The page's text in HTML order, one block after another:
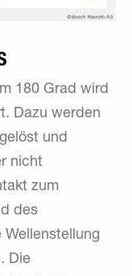
180 Grad wird
Dazu werden
und
nicht
zum
des
Wellenstellung
Die